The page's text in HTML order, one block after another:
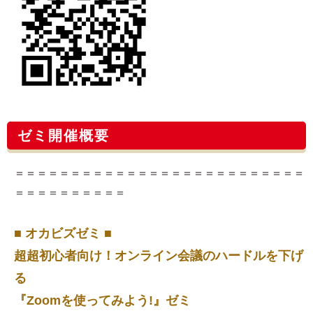
ゼミ開催概要
＝＝＝＝＝＝＝＝＝＝＝＝＝＝＝＝＝＝＝＝＝＝＝＝＝＝
＝＝＝＝＝＝＝＝＝＝
■ オカビズゼミ ■
超超初心者向け！オンライン会議のハードルを下げ
る
『Zoomを使ってみよう!』ゼミ